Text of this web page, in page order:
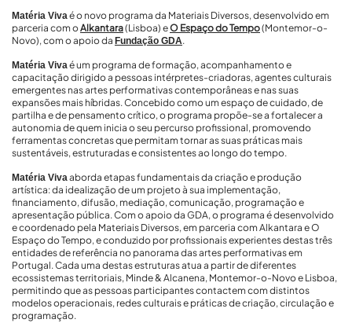
Matéria Vivaé o novo programa da Materiais Diversos, desenvolvido em
parceria com oAlkantara(Lisboa) eO Espaço do Tempo(Montemor-o-
Novo), com o apoio da Fundação GDA.
Matéria Vivaé um programa de formação, acompanhamento e
capacitação dirigido a pessoas intérpretes-criadoras, agentes culturais
emergentes nas artes performativas contemporâneas e nas suas
expansões mais híbridas. Concebido como um espaço de cuidado, de
partilha e de pensamento crítico, o programa propõe-se a fortalecer a
autonomia de quem inicia o seu percurso profissional, promovendo
ferramentas concretas que permitam tornar as suas práticas mais
sustentáveis, estruturadas e consistentes ao longo do tempo.
Matéria Vivaaborda etapas fundamentais da criação e produção
artística: da idealização de um projeto à sua implementação,
financiamento, difusão, mediação, comunicação, programação e
apresentação pública. Com o apoio da GDA, o programa é desenvolvido
e coordenado pela Materiais Diversos, em parceria com Alkantara e O
Espaço do Tempo, e conduzido por profissionais experientes destas três
entidades de referência no panorama das artes performativas em
Portugal. Cada uma destas estruturas atua a partir de diferentes
ecossistemas territoriais, Minde & Alcanena, Montemor-o-Novo e Lisboa,
permitindo que as pessoas participantes contactem com distintos
modelos operacionais, redes culturais e práticas de criação, circulação e
programação.